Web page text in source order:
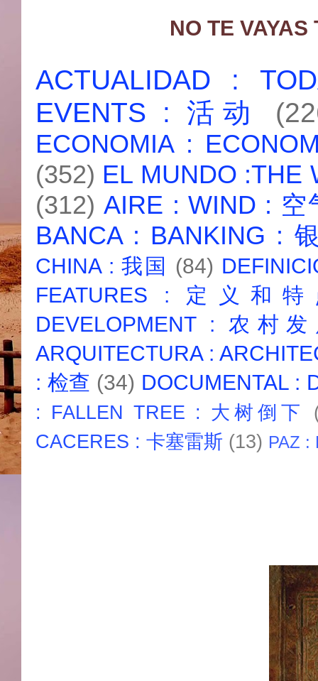
NO TE
ACTUALIDAD :
EVENTS : 活动
ECONOMIA :
(352) EL MUNDO :THE
(312) AIRE : WIND : 空
BANCA : BANKING :
CHINA : 我国 (84)
FEATURES : 定义和
DEVELOPMENT : 农村
ARQUITECTURA :
: 检查 (34) DOCUMENTAL :
: FALLEN TREE : 大树倒下
CACERES : 卡塞雷斯 (13) PAZ :